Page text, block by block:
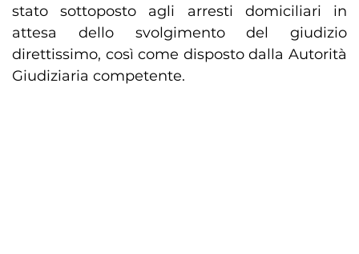
stato sottoposto agli arresti domiciliari in
attesa dello svolgimento del giudizio
direttissimo, così come disposto dalla Autorità
Giudiziaria competente.